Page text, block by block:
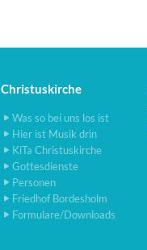
Christuskirche
Was so bei uns los ist
Hier ist Musik drin
KiTa Christuskirche
Gottesdienste
Personen
Friedhof Bordesholm
Formulare/Downloads